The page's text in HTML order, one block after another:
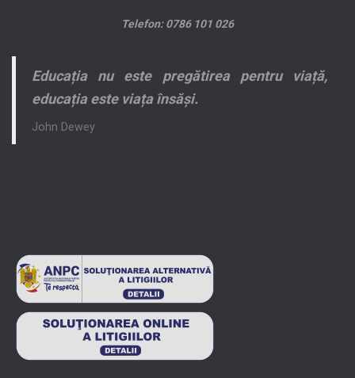
Telefon: 0786 101 026
Educația nu este pregătirea pentru viață,
educația este viața însăși.
John Dewey